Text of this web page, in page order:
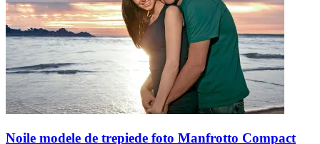
Noile modele de trepiede foto Manfrotto Compact